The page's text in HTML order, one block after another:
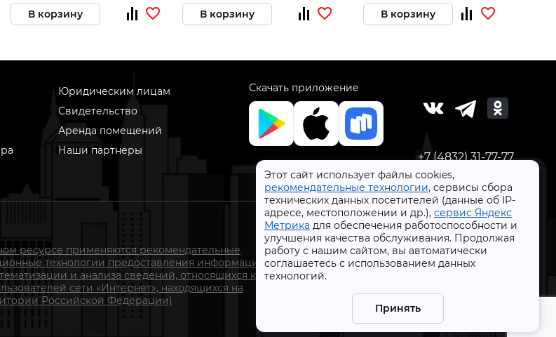
Этот сайт использует файлы cookies,
рекомендательные технологии, сервисы сбора
технических данных посетителей (данные об IP-
адресе, местоположении и др.), сервис Яндекс
Метрика для обеспечения работоспособности и
улучшения качества обслуживания. Продолжая
работу с нашим сайтом, вы автоматически
соглашаетесь с использованием данных
технологий.
Принять
В корзину В корзину В корзину
Юридическим лицам
Свидетельство
Аренда помещений
Наши партнеры
Скачать приложение
+7 (4832) 31-77-77
ресурсе применяются рекомендательные
технологии предоставления информации
и анализа сведений, относящихся к
сети «Интернет», находящихся на
Российской Федерации)
СтройлоН 1998-2026 г.
Публичная оферта
Обработка персональных данных
Политика конфиденциальности сервисов Яндекс